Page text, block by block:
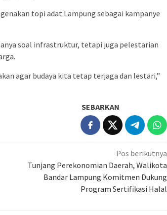
topi adat Lampung sebagai kampanye
soal infrastruktur, tetapi juga pelestarian
agar budaya kita tetap terjaga dan lestari,”
SEBARKAN
Pos berikutnya
Tunjang Perekonomian Daerah, Walikota
Bandar Lampung Komitmen Dukung
Program Sertifikasi Halal